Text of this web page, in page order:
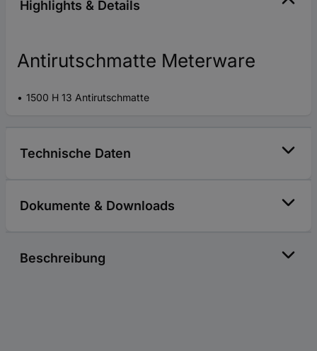
Highlights & Details
Antirutschmatte Meterware
1500 H 13 Antirutschmatte
Technische Daten
Dokumente & Downloads
Beschreibung